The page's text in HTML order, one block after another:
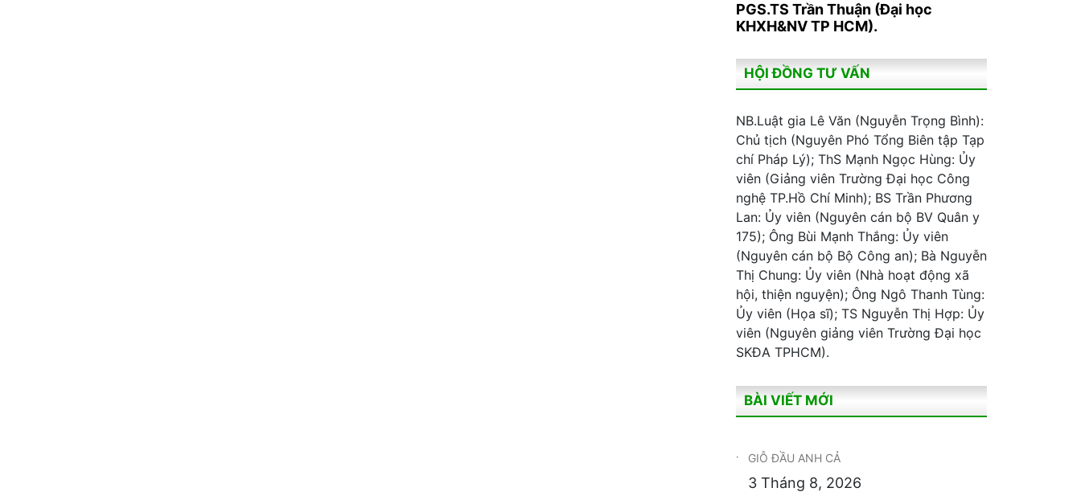
PGS.TS Trần Thuận (Đại học
KHXH&NV TP HCM).
HỘI ĐỒNG TƯ VẤN
NB.Luật gia Lê Văn (Nguyễn Trọng Bình):
Chủ tịch (Nguyên Phó Tổng Biên tập Tạp
chí Pháp Lý); ThS Mạnh Ngọc Hùng: Ủy
viên (Giảng viên Trường Đại học Công
nghệ TP.Hồ Chí Minh); BS Trần Phương
Lan: Ủy viên (Nguyên cán bộ BV Quân y
175); Ông Bùi Mạnh Thắng: Ủy viên
(Nguyên cán bộ Bộ Công an); Bà Nguyễn
Thị Chung: Ủy viên (Nhà hoạt động xã
hội, thiện nguyện); Ông Ngô Thanh Tùng:
Ủy viên (Họa sĩ); TS Nguyễn Thị Hợp: Ủy
viên (Nguyên giảng viên Trường Đại học
SKĐA TPHCM).
BÀI VIẾT MỚI
GIỖ ĐẦU ANH CẢ
3 Tháng 8, 2026